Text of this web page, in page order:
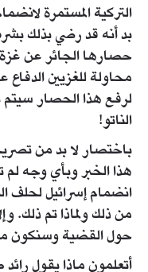
التركية المستمرة
بد أنه قد رضي بذلك
حصارها الجائر عن
محاولة للغزيين
لرفع هذا الحصار سيتم
الناتو!
باختصار لا بد من
هذا الخبر وبأي وجه لم
انضمام إسرائيل لحلف
من ذلك ولماذا تم ذلك.
حول القضية وسنكون
أتعلمون ماذا يقول